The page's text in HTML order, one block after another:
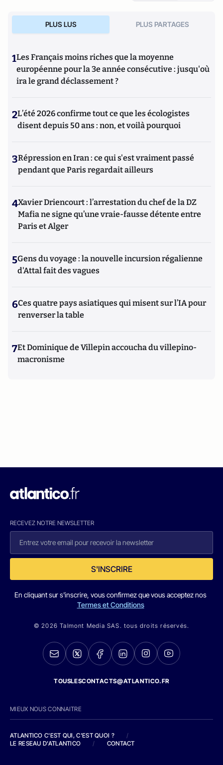
PLUS LUS PLUS PARTAGES
1Les Français moins riches que la moyenne
européenne pour la 3e année consécutive : jusqu'où
ira le grand déclassement ?
2L’été 2026 confirme tout ce que les écologistes
disent depuis 50 ans : non, et voilà pourquoi
3Répression en Iran : ce qui s'est vraiment passé
pendant que Paris regardait ailleurs
4Xavier Driencourt : l’arrestation du chef de la DZ
Mafia ne signe qu’une vraie-fausse détente entre
Paris et Alger
5Gens du voyage : la nouvelle incursion régalienne
d'Attal fait des vagues
6Ces quatre pays asiatiques qui misent sur l’IA pour
renverser la table
7Et Dominique de Villepin accoucha du villepino-
macronisme
RECEVEZ NOTRE NEWSLETTER
S'INSCRIRE
En cliquant sur s'inscrire, vous confirmez que vous acceptez nos
Termes et Conditions
© 2026 Talmont Media SAS. tous droits réservés.
TOUSLESCONTACTS@ATLANTICO.FR
MIEUX NOUS CONNAITRE
ATLANTICO C'EST QUI, C'EST QUOI ?
/
LE RESEAU D'ATLANTICO
/ CONTACT